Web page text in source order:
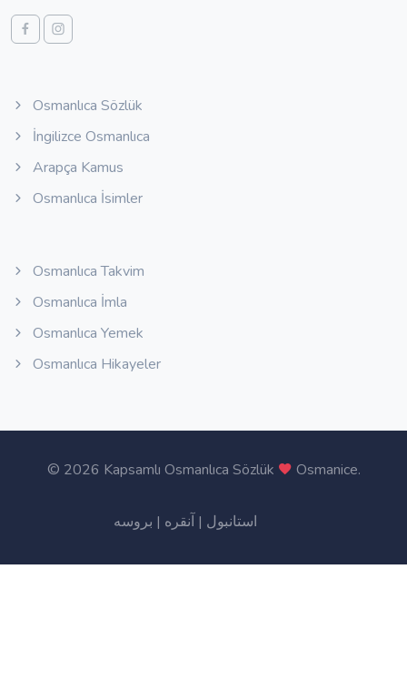
Osmanlıca Sözlük
İngilizce Osmanlıca
Arapça Kamus
Osmanlıca İsimler
Osmanlıca Takvim
Osmanlıca İmla
Osmanlıca Yemek
Osmanlıca Hikayeler
© 2026 Kapsamlı Osmanlıca Sözlük Osmanice.
استانبول | آنقره | بروسه